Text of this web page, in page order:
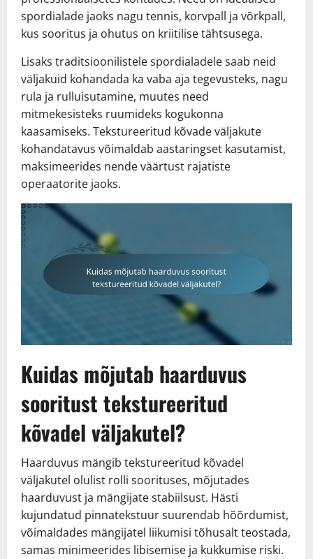
spordialade jaoks nagu tennis, korvpall ja võrkpall,
kus sooritus ja ohutus on kriitilise tähtsusega.
Lisaks traditsioonilistele spordialadele saab neid
väljakuid kohandada ka vaba aja tegevusteks, nagu
rula ja rulluisutamine, muutes need
mitmekesisteks ruumideks kogukonna
kaasamiseks. Tekstureeritud kõvade väljakute
kohandatavus võimaldab aastaringset kasutamist,
maksimeerides nende väärtust rajatiste
operaatorite jaoks.
Kuidas mõjutab haarduvus
sooritust tekstureeritud
kõvadel väljakutel?
Haarduvus mängib tekstureeritud kõvadel
väljakutel olulist rolli soorituses, mõjutades
haarduvust ja mängijate stabiilsust. Hästi
kujundatud pinnatekstuur suurendab hõõrdumist,
võimaldades mängijatel liikumisi tõhusalt teostada,
samas minimeerides libisemise ja kukkumise riski.